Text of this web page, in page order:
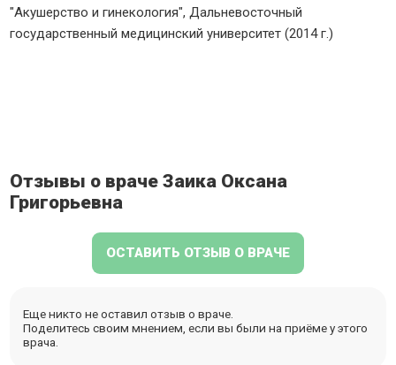
"Акушерство и гинекология", Дальневосточный
государственный медицинский университет (2014 г.)
Отзывы о враче Заика Оксана
Григорьевна
ОСТАВИТЬ ОТЗЫВ О ВРАЧЕ
Еще никто не оставил отзыв о враче.
Поделитесь своим мнением, если вы были на приёме у этого
врача.